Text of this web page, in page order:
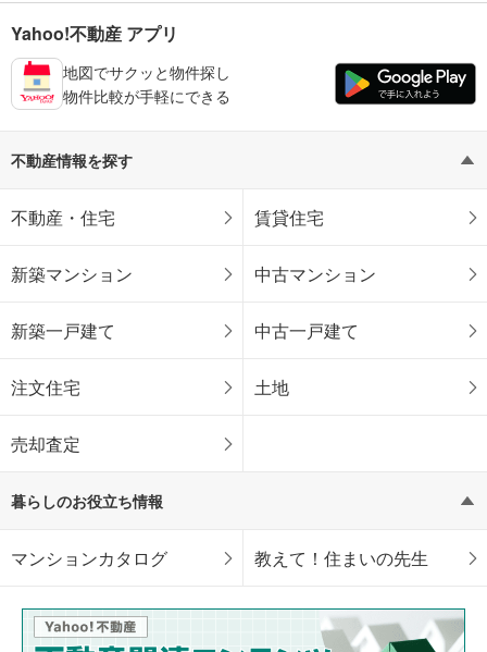
Yahoo!不動産 アプリ
地図でサクッと物件探し
物件比較が手軽にできる
不動産情報を探す
不動産・住宅 賃貸住宅
新築マンション 中古マンション
新築一戸建て 中古一戸建て
注文住宅 土地
売却査定
暮らしのお役立ち情報
マンションカタログ 教えて！住まいの先生